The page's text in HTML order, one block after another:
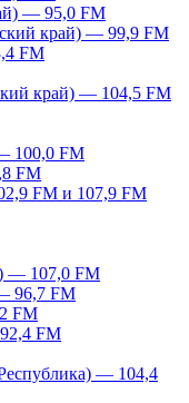
— 95,0 FM
край) — 99,9 FM
FM
край) — 104,5 FM
100,0 FM
FM
FM и 107,9 FM
— 107,0 FM
96,7 FM
FM
FM
— 104,4